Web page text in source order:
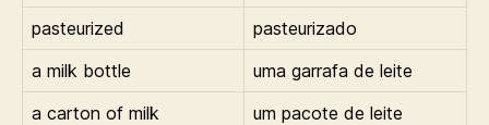
pasteurized
pasteurizado
a milk bottle
uma garrafa de leite
a carton of milk
um pacote de leite